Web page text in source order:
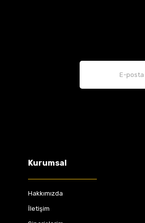
Kurumsal
Hakkımızda
İletişim